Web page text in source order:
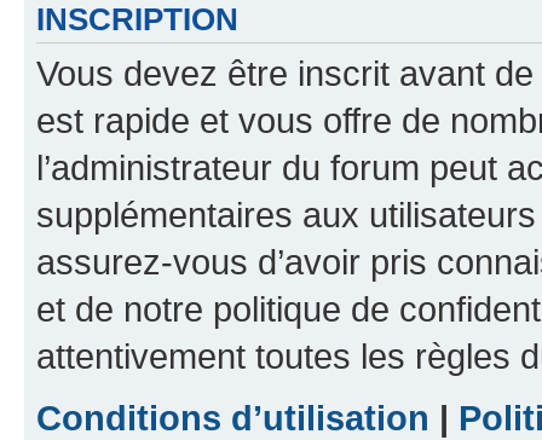
INSCRIPTION
Vous devez être inscrit avant
est rapide et vous offre de
l’administrateur du forum peut
supplémentaires aux
assurez-vous d’avoir pris
et de notre politique de
attentivement toutes les règles
Conditions d’utilisation |